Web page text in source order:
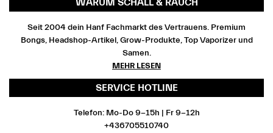
WARUM SCHALL & RAUCH
Seit 2004 dein Hanf Fachmarkt des Vertrauens. Premium
Bongs, Headshop-Artikel, Grow-Produkte, Top Vaporizer und
Samen.
MEHR LESEN
SERVICE HOTLINE
Telefon: Mo-Do 9-15h | Fr 9-12h
+436705510740